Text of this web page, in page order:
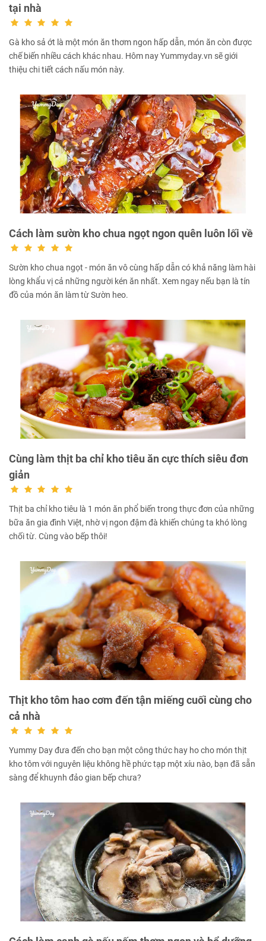
tại nhà
Gà kho sả ớt là một món ăn thơm ngon hấp dẫn, món ăn còn được
chế biến nhiều cách khác nhau. Hôm nay Yummyday.vn sẽ giới
thiệu chi tiết cách nấu món này.
Cách làm sườn kho chua ngọt ngon quên luôn lối về
Sườn kho chua ngọt - món ăn vô cùng hấp dẫn có khả năng làm hài
lòng khẩu vị cả những người kén ăn nhất. Xem ngay nếu bạn là tín
đồ của món ăn làm từ Sườn heo.
Cùng làm thịt ba chỉ kho tiêu ăn cực thích siêu đơn
giản
Thịt ba chỉ kho tiêu là 1 món ăn phổ biến trong thực đơn của những
bữa ăn gia đình Việt, nhờ vị ngon đậm đà khiến chúng ta khó lòng
chối từ. Cùng vào bếp thôi!
Thịt kho tôm hao cơm đến tận miếng cuối cùng cho
cả nhà
Yummy Day đưa đến cho bạn một công thức hay ho cho món thịt
kho tôm với nguyên liệu không hề phức tạp một xíu nào, bạn đã sẵn
sàng để khuynh đảo gian bếp chưa?